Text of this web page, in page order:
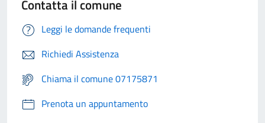
Contatta il comune
Leggi le domande frequenti
Richiedi Assistenza
Chiama il comune 07175871
Prenota un appuntamento